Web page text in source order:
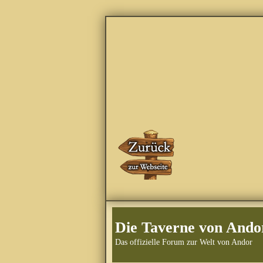
Die Taverne von
Das offizielle Forum zur Welt von Andor